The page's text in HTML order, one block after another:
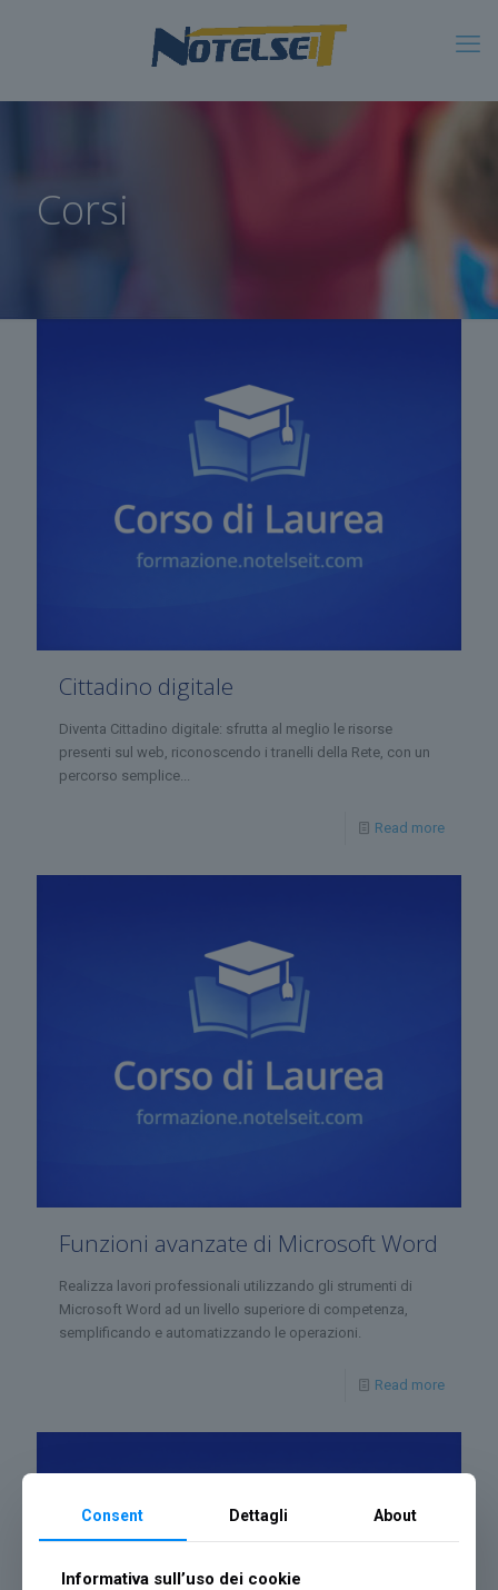
Corsi
Cittadino digitale
Diventa Cittadino digitale: sfrutta al meglio le risorse
presenti sul web, riconoscendo i tranelli della Rete, con un
percorso semplice...
Read more
Funzioni avanzate di Microsoft Word
Realizza lavori professionali utilizzando gli strumenti di
Microsoft Word ad un livello superiore di competenza,
semplificando e automatizzando le operazioni.
Read more
Consent Dettagli About
Informativa sull’uso dei cookie